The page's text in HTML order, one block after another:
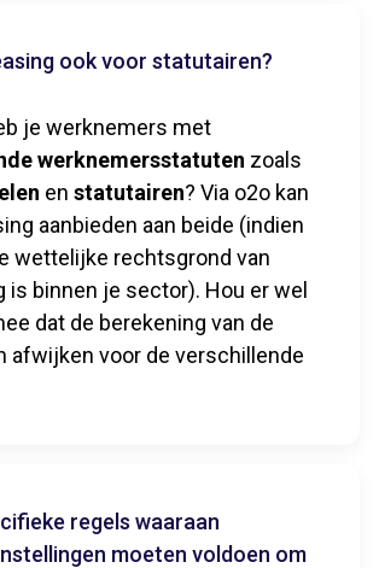
ook voor statutairen?
je werknemers met
werknemersstatuten zoals
en statutairen? Via o2o kan
aanbieden aan beide (indien
wettelijke rechtsgrond van
is binnen je sector). Hou er wel
dat de berekening van de
afwijken voor de verschillende
regels waaraan
moeten voldoen om